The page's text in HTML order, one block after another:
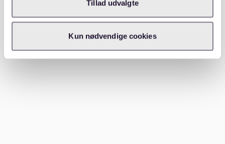
Tillad udvalgte
Kun nødvendige cookies